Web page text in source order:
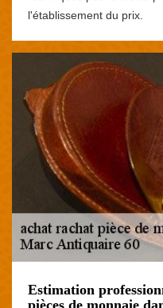
l'établissement du prix.
Estimation
pièces de monnaie